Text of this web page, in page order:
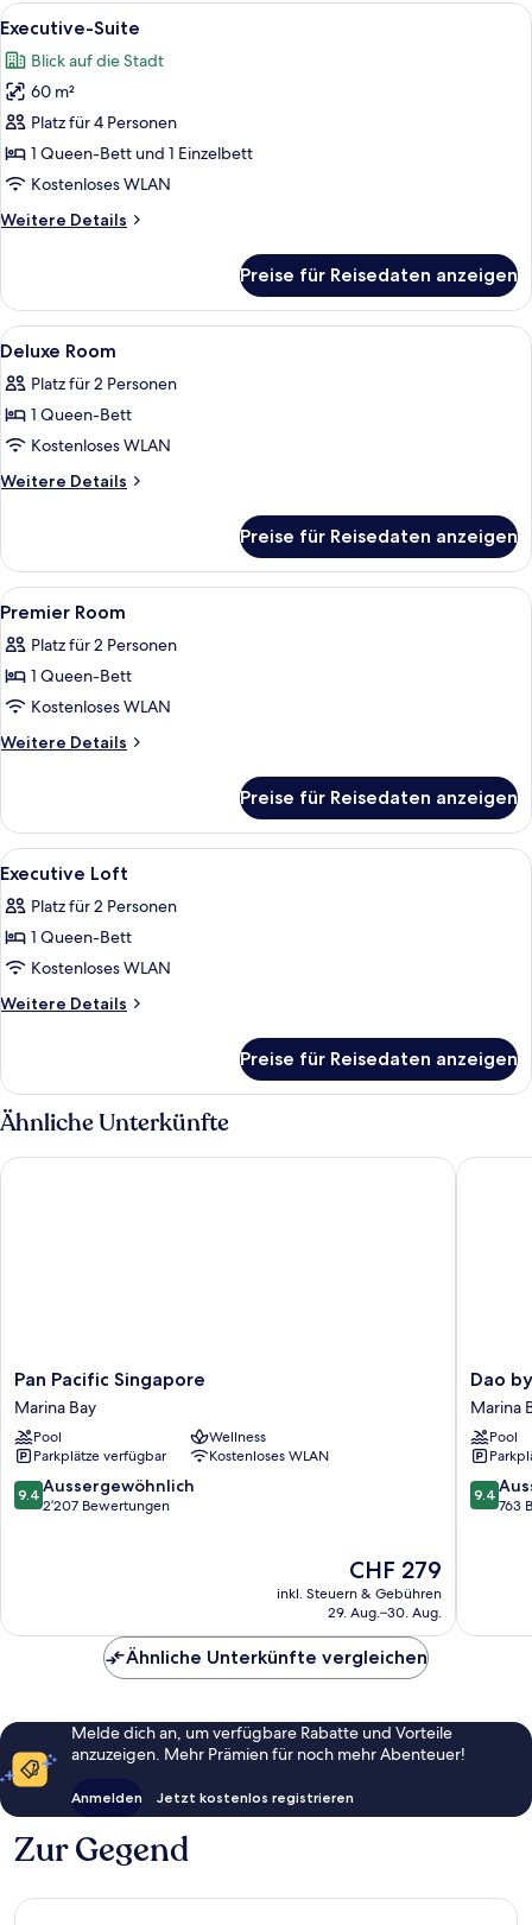
Alle
Fotos
für
Executive-
Suite
anzeigen
Ein modernes Hotelzimmer mit
5
Executive-Suite
Blick auf die Stadt
60 m²
Platz für 4 Personen
1 Queen-Bett und 1 Einzelbett
Kostenloses WLAN
Weitere Details
Weitere
Suite
Preise für Reisedaten anzeigen
Alle
Fotos
für
Deluxe
Room
anzeigen
Ein Hotelzimmer mit einem großen
3
Deluxe Room
Platz für 2 Personen
1 Queen-Bett
Kostenloses WLAN
Weitere Details
Weitere
Room
Preise für Reisedaten anzeigen
Alle
Fotos
für
Premier
Room
anzeigen
Ein modernes Hotelzimmer mit
2
Premier Room
Platz für 2 Personen
1 Queen-Bett
Kostenloses WLAN
Weitere Details
Weitere
Room
Preise für Reisedaten anzeigen
Alle
Fotos
für
Executive
Loft
anzeigen
Ein Schlafzimmer mit einem Bett,
5
Executive Loft
Platz für 2 Personen
1 Queen-Bett
Kostenloses WLAN
Weitere Details
Weitere
Loft
Preise für Reisedaten anzeigen
Ähnliche Unterkünfte
Pan
Pacific
Singapore
Marina
Bay
Pan Pacific Singapore
Marina Bay
Pool
Wellness
Parkplätze verfügbar
Kostenloses WLAN
9.4
von
9.4 Aussergewöhnlich
2’207 Bewertungen
Der
Preis
beträgt
CHF 279
inkl. Steuern & Gebühren
29. Aug.–30. Aug.
Pan Pacific Singapore
Dao
by
Dorsett
AMTD
Marina
Bay
Dao
Marina
Pool
9.4
von
9.4
763
Dao by
Ähnliche Unterkünfte vergleichen
Melde dich an, um verfügbare Rabatte und Vorteile
anzuzeigen. Mehr Prämien für noch mehr Abenteuer!
Anmelden Jetzt kostenlos registrieren
Zur Gegend